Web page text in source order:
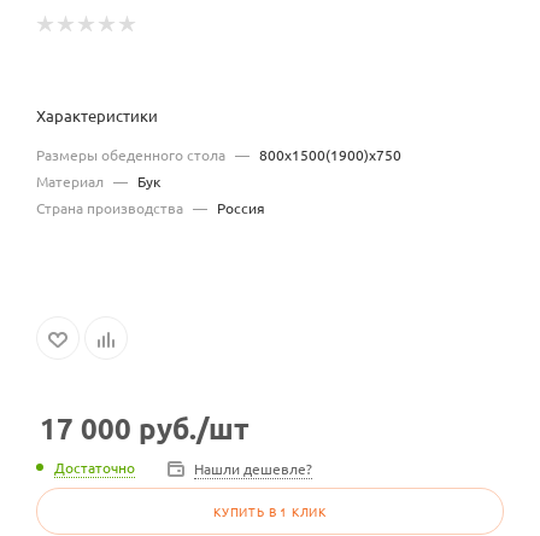
Характеристики
Размеры обеденного стола — 800х1500(1900)х750
Материал — Бук
Страна производства — Россия
17 000 руб./шт
Достаточно Нашли дешевле?
КУПИТЬ В 1 КЛИК